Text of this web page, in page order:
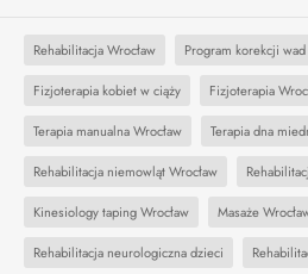
Rehabilitacja Wrocław Program korekcji
Fizjoterapia kobiet w ciąży Fizjoterapia
Terapia manualna Wrocław Terapia dna
Rehabilitacja niemowląt Wrocław
Kinesiology taping Wrocław Masaże
Rehabilitacja neurologiczna dzieci